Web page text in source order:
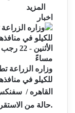
المزيد
اخبار
مساءً
للكيلو في
القاهره /